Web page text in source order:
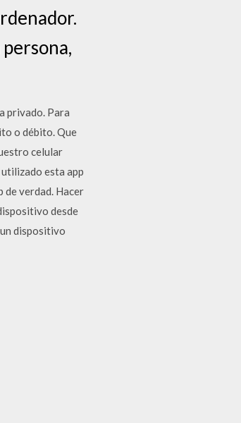
privado. Para
o débito. Que
celular
utilizado esta app
verdad. Hacer
desde
dispositivo